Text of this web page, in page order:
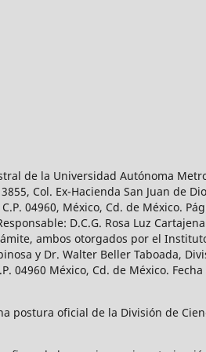
de la Universidad Autónoma
Col. Ex-Hacienda San Juan de
04960, México, Cd. de México.
D.C.G. Rosa Luz Cartajena
ambos otorgados por el
y Dr. Walter Beller Taboada,
04960 México, Cd. de México. Fecha
postura oficial de la División de